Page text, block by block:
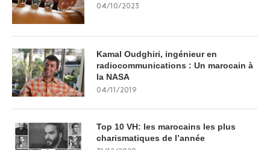
04/10/2023
Kamal Oudghiri, ingénieur en
radiocommunications : Un marocain à
la NASA
04/11/2019
Top 10 VH: les marocains les plus
charismatiques de l’année